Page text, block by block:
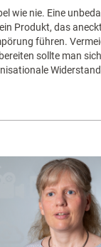
wie nie. Eine
Produkt, das
führen.
sollte man